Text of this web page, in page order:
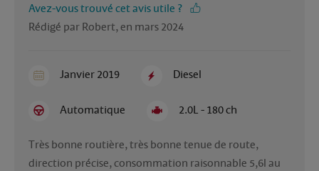
Avez-vous trouvé cet avis utile ?
Rédigé par Robert, en mars 2024
Janvier 2019 Diesel
Automatique 2.0L - 180 ch
Très bonne routière, très bonne tenue de route,
direction précise, consommation raisonnable 5,6l au